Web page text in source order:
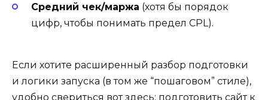
Средний чек/маржа (хотя бы порядок
цифр, чтобы понимать предел CPL).
Если хотите расширенный разбор подготовки
и логики запуска (в том же “пошаговом” стиле),
удобно свериться вот здесь: подготовить сайт к